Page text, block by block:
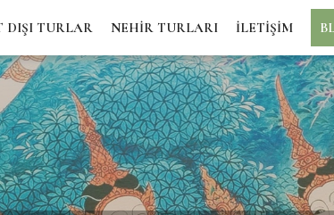
DIŞI TURLAR NEHİR TURLARI İLETİŞİM